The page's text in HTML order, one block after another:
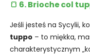
🍞 6. Brioche col
Jeśli jesteś na Sycylii,
tuppo – to miękka,
charakterystycznym